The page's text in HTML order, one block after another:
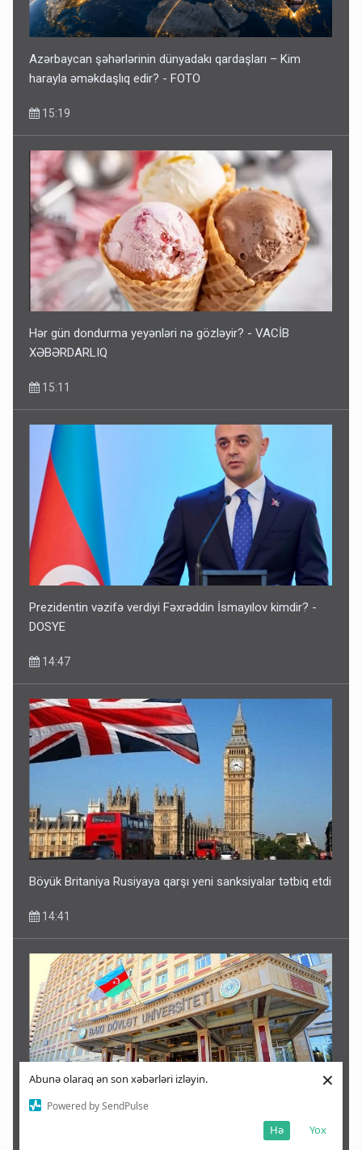
Abunə olaraq ən son xəbərləri izləyin.
Powered by SendPulse
Yox
Hə
×
Azərbaycan şəhərlərinin dünyadakı qardaşları – Kim
harayla əməkdaşlıq edir? - FOTO
15:19
Hər gün dondurma yeyənləri nə gözləyir? - VACİB
XƏBƏRDARLIQ
15:11
Prezidentin vəzifə verdiyi Fəxrəddin İsmayılov kimdir? -
DOSYE
14:47
Böyük Britaniya Rusiyaya qarşı yeni sanksiyalar tətbiq etdi
14:41
Bu universitetlərin tələbələri BDU-ya köçürülə bilər –